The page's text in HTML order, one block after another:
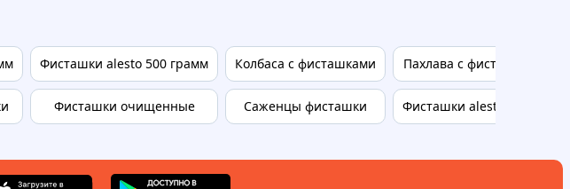
Фисташки alesto 500 грамм
Фисташки очищенные
Колбаса с фисташками
Саженцы фисташки
Пахлава с фисташками
Фисташки alesto 500 гр